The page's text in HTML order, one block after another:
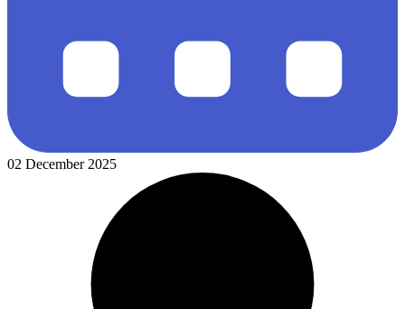
02 December 2025